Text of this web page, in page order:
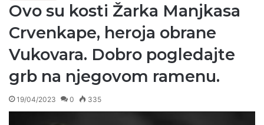
Ovo su kosti Žarka Manjkasa
Crvenkape, heroja obrane
Vukovara. Dobro pogledajte
grb na njegovom ramenu.
19/04/2023 0 335